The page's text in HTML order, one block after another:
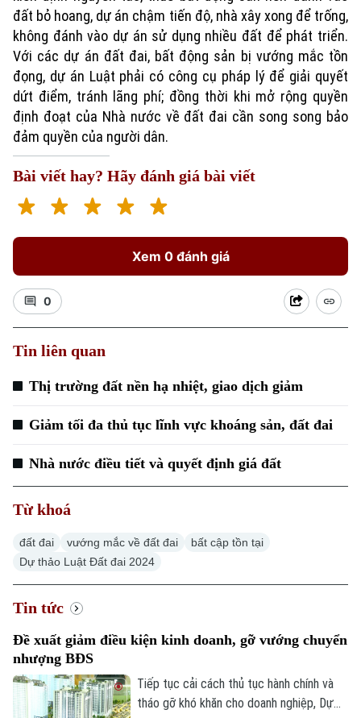
đất bỏ hoang, dự án chậm tiến độ, nhà xây xong để trống,
không đánh vào dự án sử dụng nhiều đất để phát triển.
Với các dự án đất đai, bất động sản bị vướng mắc tồn
đọng, dự án Luật phải có công cụ pháp lý để giải quyết
dứt điểm, tránh lãng phí; đồng thời khi mở rộng quyền
định đoạt của Nhà nước về đất đai cần song song bảo
đảm quyền của người dân.
Bài viết hay? Hãy đánh giá bài viết
Xem 0 đánh giá
0
Tin liên quan
Thị trường đất nền hạ nhiệt, giao dịch giảm
Giảm tối đa thủ tục lĩnh vực khoáng sản, đất đai
Nhà nước điều tiết và quyết định giá đất
Từ khoá
đất đai vướng mắc về đất đai
bất cập tồn tại
Dự thảo Luật Đất đai 2024
Tin tức
Đề xuất giảm điều kiện kinh doanh, gỡ vướng chuyển
nhượng BĐS
Tiếp tục cải cách thủ tục hành chính và
tháo gỡ khó khăn cho doanh nghiệp, Dự